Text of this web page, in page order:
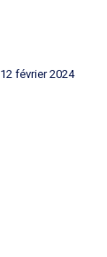
12 février 2024